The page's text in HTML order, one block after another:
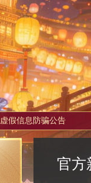
虚假信息防骗公告
官方